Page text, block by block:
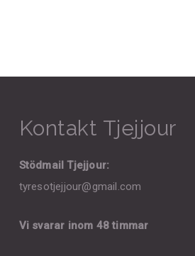
Kontakt Tjejjour
Stödmail Tjejjour:
tyresotjejjour@gmail.com
Vi svarar inom 48 timmar